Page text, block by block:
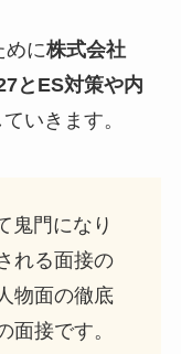
めに株式会社
とES対策や内
いきます。
鬼門になり
れる面接の
物面の徹底
面接です。